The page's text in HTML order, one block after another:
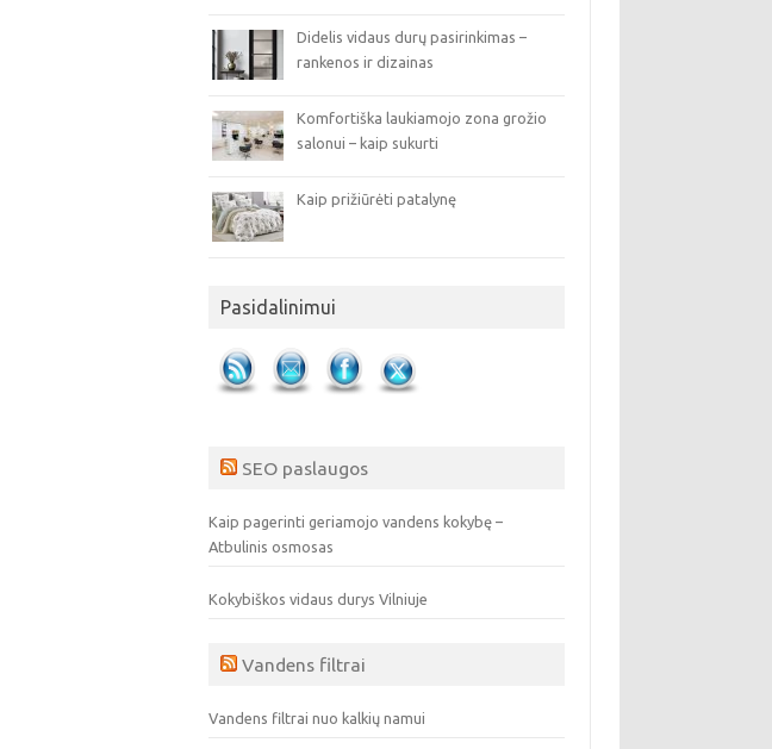
Didelis vidaus durų pasirinkimas –
rankenos ir dizainas
Komfortiška laukiamojo zona grožio
salonui – kaip sukurti
Kaip prižiūrėti patalynę
Pasidalinimui
SEO paslaugos
Kaip pagerinti geriamojo vandens kokybę –
Atbulinis osmosas
Kokybiškos vidaus durys Vilniuje
Vandens filtrai
Vandens filtrai nuo kalkių namui